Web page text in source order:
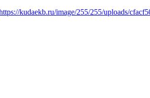
kudaekb.ru/image/255/255/uploads/